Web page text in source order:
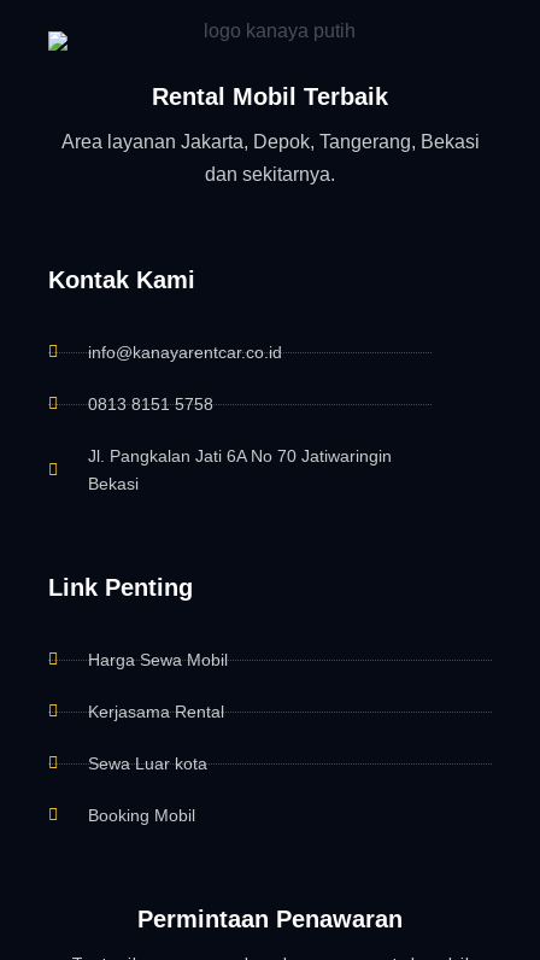
Rental Mobil Terbaik
Area layanan Jakarta, Depok, Tangerang, Bekasi
dan sekitarnya.
Kontak Kami
info@kanayarentcar.co.id
0813 8151 5758
Jl. Pangkalan Jati 6A No 70 Jatiwaringin
Bekasi
Link Penting
Harga Sewa Mobil
Kerjasama Rental
Sewa Luar kota
Booking Mobil
Permintaan Penawaran